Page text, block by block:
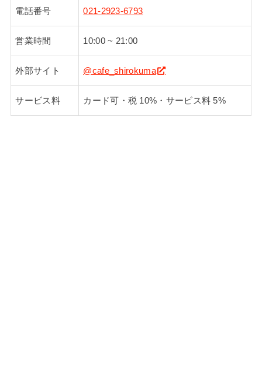
電話番号 021-2923-6793
営業時間 10:00 ~ 21:00
外部サイト @cafe_shirokuma
サービス料 カード可・税 10%・サービス料 5%